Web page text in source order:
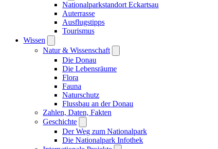
Nationalparkstandort Eckartsau
Auterrasse
Ausflugstipps
Tourismus
Wissen
Natur & Wissenschaft
Die Donau
Die Lebensräume
Flora
Fauna
Naturschutz
Flussbau an der Donau
Zahlen, Daten, Fakten
Geschichte
Der Weg zum Nationalpark
Die Nationalpark Infothek